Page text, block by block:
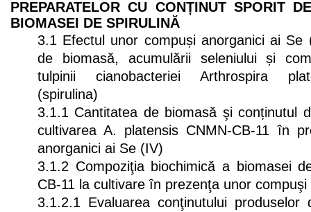
PREPARATELOR CU CONȚINUT SPORIT
BIOMASEI DE SPIRULINĂ
3.1 Efectul unor compuși anorganici ai Se
de biomasă, acumulării seleniului și
tulpinii cianobacteriei Arthrospira
(spirulina)
3.1.1 Cantitatea de biomasă şi conținutul
cultivarea A. platensis CNMN-CB-11 în
anorganici ai Se (IV)
3.1.2 Compoziţia biochimică a biomasei
CB-11 la cultivare în prezenţa unor
3.1.2.1 Evaluarea conţinutului produselor